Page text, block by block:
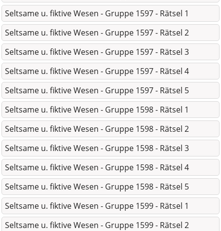
Seltsame u. fiktive Wesen - Gruppe 1597 - Rätsel 1
Seltsame u. fiktive Wesen - Gruppe 1597 - Rätsel 2
Seltsame u. fiktive Wesen - Gruppe 1597 - Rätsel 3
Seltsame u. fiktive Wesen - Gruppe 1597 - Rätsel 4
Seltsame u. fiktive Wesen - Gruppe 1597 - Rätsel 5
Seltsame u. fiktive Wesen - Gruppe 1598 - Rätsel 1
Seltsame u. fiktive Wesen - Gruppe 1598 - Rätsel 2
Seltsame u. fiktive Wesen - Gruppe 1598 - Rätsel 3
Seltsame u. fiktive Wesen - Gruppe 1598 - Rätsel 4
Seltsame u. fiktive Wesen - Gruppe 1598 - Rätsel 5
Seltsame u. fiktive Wesen - Gruppe 1599 - Rätsel 1
Seltsame u. fiktive Wesen - Gruppe 1599 - Rätsel 2